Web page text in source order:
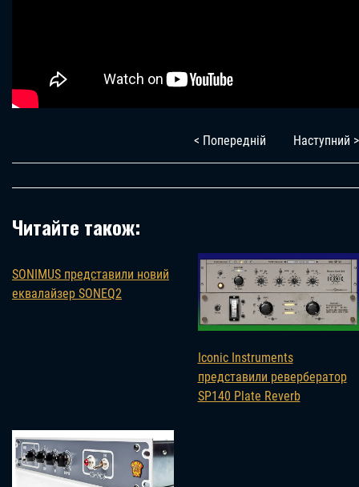
< Попередній Наступний >
Читайте також:
SONIMUS представили новий
еквалайзер SONEQ2
Iconic Instruments
представили ревербератор
SP140 Plate Reverb